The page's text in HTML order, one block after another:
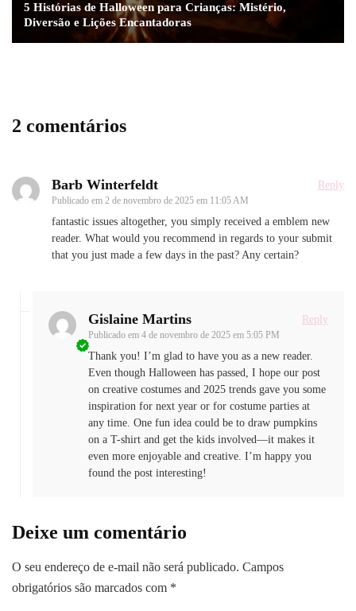
5 Histórias de Halloween para Crianças: Mistério,
Diversão e Lições Encantadoras
2 comentários
Barb Winterfeldt
Publicado em 2 de novembro de 2025 em 11:05 AM
Reply
fantastic issues altogether, you simply received a emblem new
reader. What would you recommend in regards to your submit
that you just made a few days in the past? Any certain?
Gislaine Martins
Publicado em 4 de novembro de 2025 em 5:05 PM
Reply
Thank you! I’m glad to have you as a new reader.
Even though Halloween has passed, I hope our post
on creative costumes and 2025 trends gave you some
inspiration for next year or for costume parties at
any time. One fun idea could be to draw pumpkins
on a T-shirt and get the kids involved—it makes it
even more enjoyable and creative. I’m happy you
found the post interesting!
Deixe um comentário
O seu endereço de e-mail não será publicado. Campos
obrigatórios são marcados com *